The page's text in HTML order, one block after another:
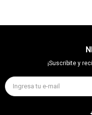
¡Suscribite y